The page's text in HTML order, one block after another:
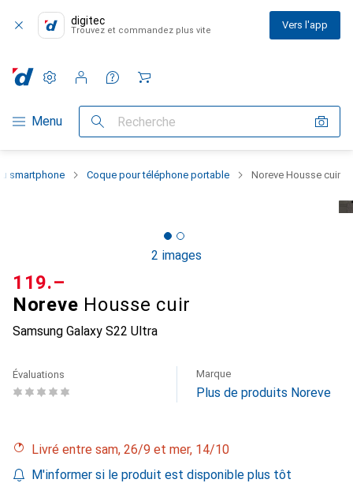
digitec
Trouvez et commandez plus vite Vers l'app
Navigation par catégorie
Menu Recherche
Paramètres
Compte client
Listes de comparaison
Listes d'envies
Panier
smartphone Coque pour téléphone portable Noreve Housse cuir
2 images
Noreve Housse cuir
Samsung Galaxy S22 Ultra
CHF
119.–
Évaluations Marque
Plus de produits Noreve
Livré entre sam, 26/9 et mer, 14/10
M'informer si le produit est disponible plus tôt